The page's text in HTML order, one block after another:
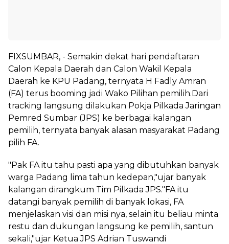
FIXSUMBAR, - Semakin dekat hari pendaftaran
Calon Kepala Daerah dan Calon Wakil Kepala
Daerah ke KPU Padang, ternyata H Fadly Amran
(FA) terus booming jadi Wako Pilihan pemilih.Dari
tracking langsung dilakukan Pokja Pilkada Jaringan
Pemred Sumbar (JPS) ke berbagai kalangan
pemilih, ternyata banyak alasan masyarakat Padang
pilih FA.
"Pak FA itu tahu pasti apa yang dibutuhkan banyak
warga Padang lima tahun kedepan,"ujar banyak
kalangan dirangkum Tim Pilkada JPS."FA itu
datangi banyak pemilih di banyak lokasi, FA
menjelaskan visi dan misi nya, selain itu beliau minta
restu dan dukungan langsung ke pemilih, santun
sekali,"ujar Ketua JPS Adrian Tuswandi